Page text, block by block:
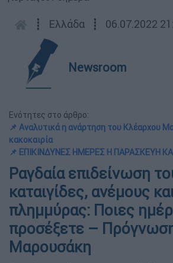
┋ Ελλάδα ┋ 06.07.2022
Newsroom
Ενότητες στο άρθρο:
📌 Αναλυτικά η ανάρτηση του Κλέαρχου
κακοκαιρία
📌 ΕΠΙΚΙΝΔΥΝΕΣ ΗΜΕΡΕΣ Η ΠΑΡΑΣΚΕΥΗ
Ραγδαία επιδείνωση
καταιγίδες, ανέμους
πλημμύρας: Ποιες
προσέξετε –
Μαρουσάκη